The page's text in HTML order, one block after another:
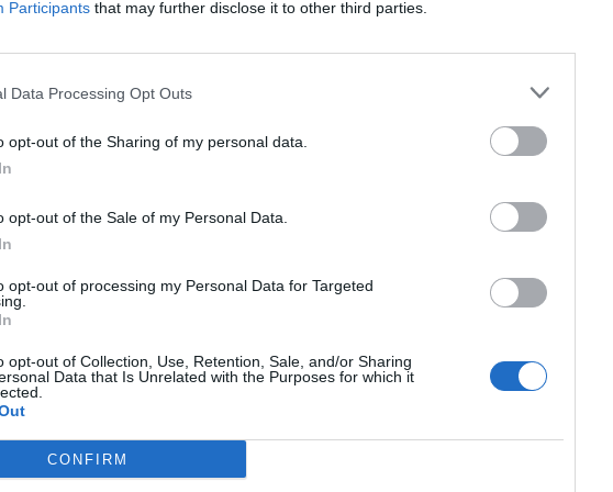
Participants that may further disclose it to other third parties.
Data Processing Opt Outs
opt-out of the Sharing of my personal data.
opt-out of the Sale of my Personal Data.
opt-out of processing my Personal Data for Targeted
opt-out of Collection, Use, Retention, Sale, and/or Sharing
Data that Is Unrelated with the Purposes for which it
CONFIRM
η μεγαλύτερη του έτους, δεν απέδωσε τα
της Καρδίτσας, παρά τις μεγάλες
από μέρους του.
η κηδεία του
2025
- ΠαλαμάοΔημήτριος Κατσάνας,
5 Αυγούστου 2026, 20:54
Κάηκε ολοσχερώς αυτοκίνητο
Το Σάββατο 8 Αυγούστου το
5 Αυγούστου 2026, 20:49
Ναγκασάκι και αντιιμπεριαλιστική
παρέμβαση από την Επιτροπή
5 Αυγούστου 2026, 20:42
Τσιτσιπά από το Masters του